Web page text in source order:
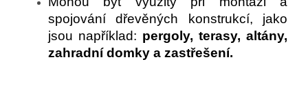
spojování dřevěných konstrukcí, jako
jsou například: pergoly, terasy, altány,
zahradní domky a zastřešení.